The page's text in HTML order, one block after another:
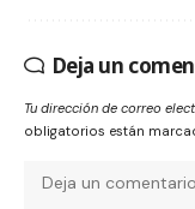
Deja un
Tu dirección de correo
obligatorios están